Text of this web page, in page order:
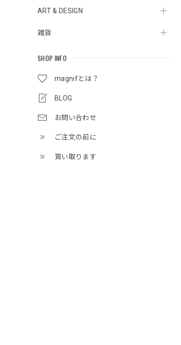
ART & DESIGN
雑貨
SHOP INFO
magnifとは？
BLOG
お問い合わせ
ご注文の前に
買い取ります